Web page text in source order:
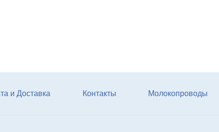
и Доставка Контакты Молокопроводы